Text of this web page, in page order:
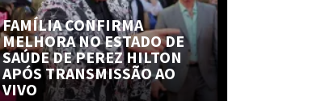
FAMÍLIA CONFIRMA
MELHORA NO ESTADO DE
SAÚDE DE PEREZ HILTON
APÓS TRANSMISSÃO AO
VIVO